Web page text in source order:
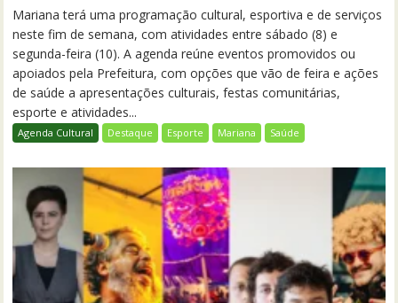
Mariana terá uma programação cultural, esportiva e de serviços
neste fim de semana, com atividades entre sábado (8) e
segunda-feira (10). A agenda reúne eventos promovidos ou
apoiados pela Prefeitura, com opções que vão de feira e ações
de saúde a apresentações culturais, festas comunitárias,
esporte e atividades...
Agenda Cultural Destaque Esporte Mariana Saúde